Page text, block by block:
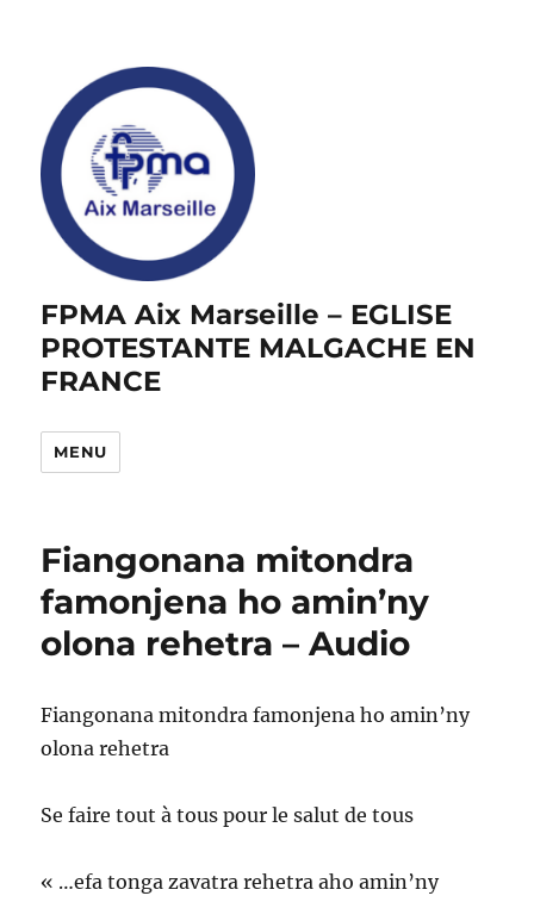
FPMA Aix Marseille – EGLISE
PROTESTANTE MALGACHE EN
FRANCE
MENU
Fiangonana mitondra
famonjena ho amin’ny
olona rehetra – Audio
Fiangonana mitondra famonjena ho amin’ny
olona rehetra
Se faire tout à tous pour le salut de tous
« …efa tonga zavatra rehetra aho amin’ny